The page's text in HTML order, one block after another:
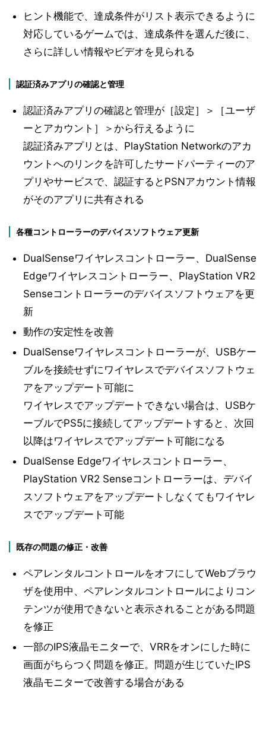
ヒント機能で、達成条件がリスト表示できるように
対応しているゲームでは、達成条件を選んだ後に、
さらに詳しい情報やビデオを見られる
認証済みアプリの確認と管理
認証済みアプリの確認と管理が［設定］＞［ユーザ
ーとアカウント］＞から行えるように
認証済みアプリとは、PlayStation Networkのアカ
ウントへのリンクを許可したサードパーティーのア
プリやサービスで、認証するとPSNアカウント情報
がそのアプリに共有される
各種コントローラーのデバイスソフトウェア更新
DualSenseワイヤレスコントローラー、DualSense
Edgeワイヤレスコントローラー、PlayStation VR2
Senseコントローラーのデバイスソフトウェアを更
新
動作の安定性を改善
DualSenseワイヤレスコントローラーが、USBケー
ブルを接続せずにワイヤレスでデバイスソフトウェ
アをアップデート可能に
ワイヤレスでアップデートできない場合は、USBケ
ーブルでPS5に接続してアップデートすると、次回
以降はワイヤレスでアップデート可能になる
DualSense Edgeワイヤレスコントローラー、
PlayStation VR2 Senseコントローラーは、デバイ
スソフトウェアをアップデートしなくてもワイヤレ
スでアップデート可能
既存の問題の修正・改善
ペアレンタルコントロールをオフにしてWebブラウ
ザを使用中、ペアレンタルコントロールによりコン
テンツが使用できないと表示されることがある問題
を修正
一部のIPS液晶モニターで、VRRをオンにした時に
画面がちらつく問題を修正。問題が生じていたIPS
液晶モニターで改善する場合がある